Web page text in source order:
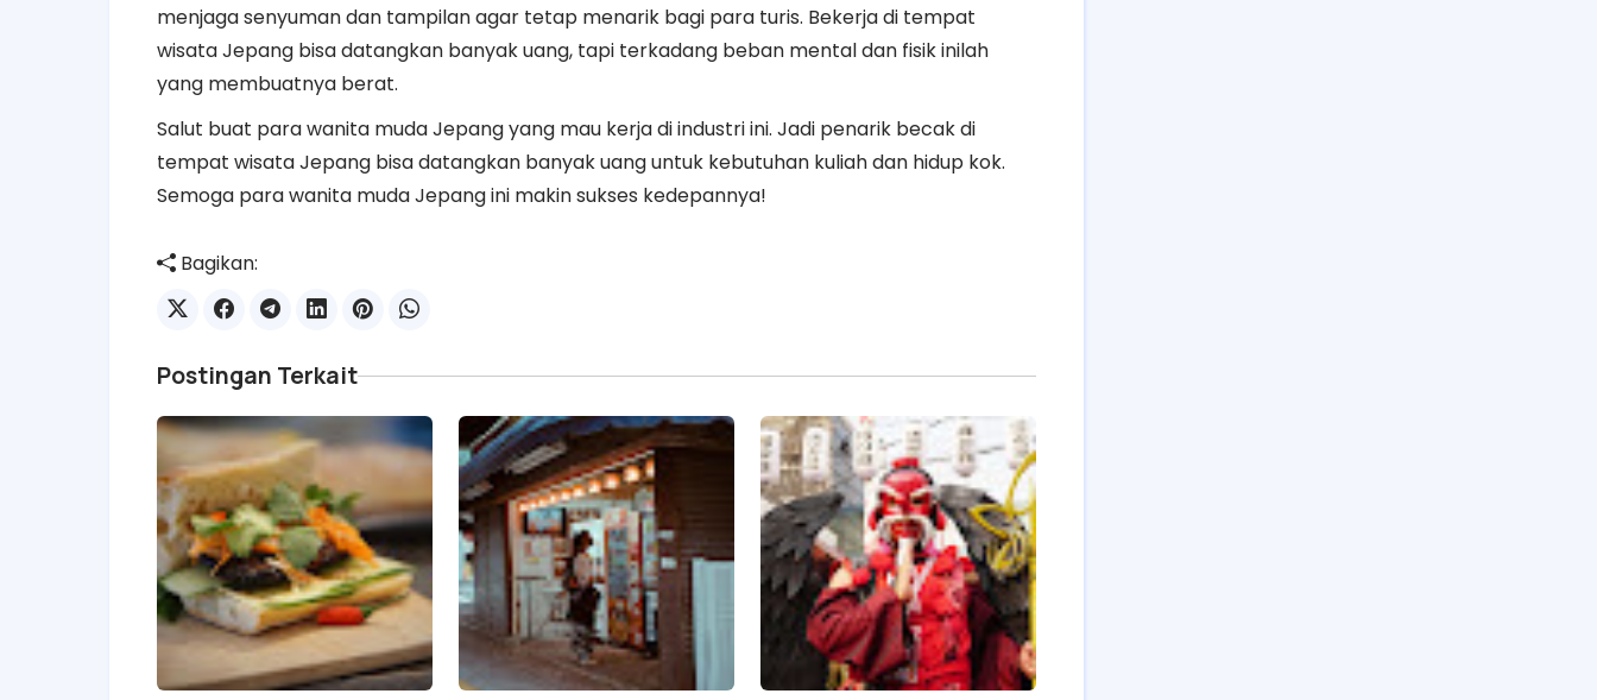
menjaga senyuman dan tampilan agar tetap menarik bagi para turis. Bekerja di tempat
wisata Jepang bisa datangkan banyak uang, tapi terkadang beban mental dan fisik inilah
yang membuatnya berat.
Salut buat para wanita muda Jepang yang mau kerja di industri ini. Jadi penarik becak di
tempat wisata Jepang bisa datangkan banyak uang untuk kebutuhan kuliah dan hidup kok.
Semoga para wanita muda Jepang ini makin sukses kedepannya!
Bagikan:
Postingan Terkait